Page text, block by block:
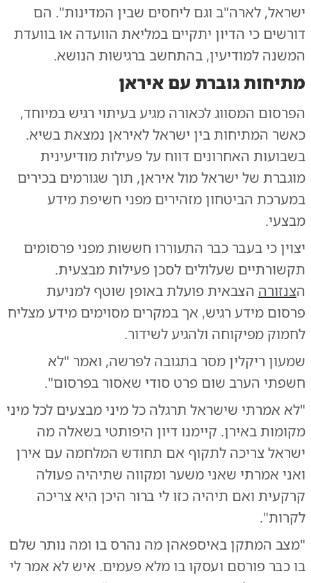
ישראל, לארה"ב וגם ליחסים שבין המדינות". הם
דורשים כי הדיון יתקיים במליאת הוועדה או בוועדת
המשנה למודיעין, בהתחשב ברגישות הנושא.
מתיחות גוברת עם איראן
הפרסום המסווג לכאורה מגיע בעיתוי רגיש במיוחד,
כאשר המתיחות בין ישראל לאיראן נמצאת בשיא.
בשבועות האחרונים דווח על פעילות מודיעינית
מוגברת של ישראל מול איראן, תוך שגורמים בכירים
במערכת הביטחון מזהירים מפני חשיפת מידע
מבצעי.
יצוין כי בעבר כבר התעוררו חששות מפני פרסומים
תקשורתיים שעלולים לסכן פעילות מבצעית.
הצנזורה הצבאית פועלת באופן שוטף למניעת
פרסום מידע רגיש, אך במקרים מסוימים מידע מצליח
לחמוק מפיקוחה ולהגיע לשידור.
שמעון ריקלין מסר בתגובה לפרשה, ואמר "לא
חשפתי הערב שום פרט סודי שאסור בפרסום".
"לא אמרתי שישראל תרגלה כל מיני מבצעים לכל מיני
מקומות באירן. קיימנו דיון היפותטי בשאלה מה
ישראל צריכה לתקוף אם תחודש המלחמה עם אירן
ואני אמרתי שאני משער ומקווה שתיהיה פעולה
קרקעית ואם תיהיה כזו לי ברור היכן היא צריכה
לקרות".
"מצב המתקן באיספאהן מה נהרס בו ומה נותר שלם
בו כבר פורסם ועסקו בו מלא פעמים. איש לא אמר לי